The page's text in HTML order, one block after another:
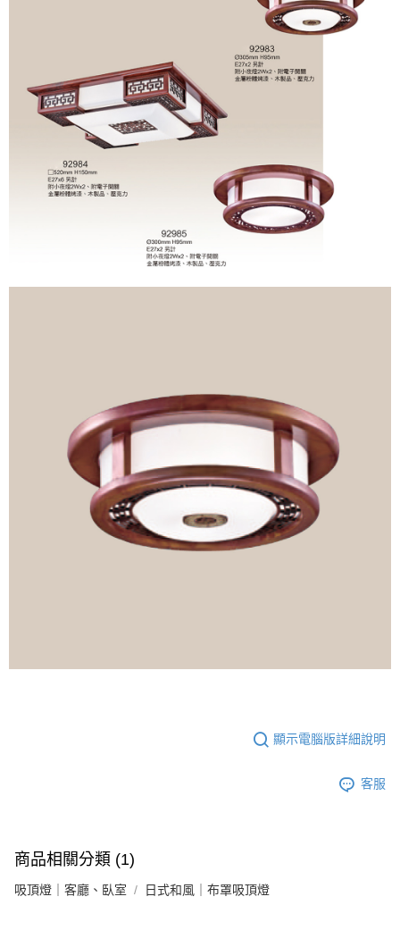
時審查核予不同之上限額度；若仍有額度不足之情形，本公司將視審查結果
５．嚴禁一人註冊多個帳號或使用他人資訊註冊。若發現惡意使用之情形，
恩沛科技股份有限公司將有權停止該用戶之使用額度並採取法律行動。
顯示電腦版詳細說明
客服
商品相關分類 (1)
吸頂燈｜客廳、臥室 日式和風｜布罩吸頂燈